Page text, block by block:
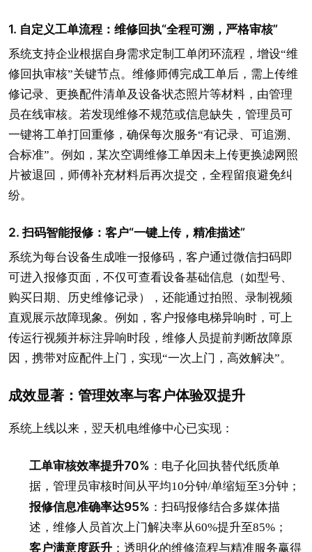
1. 自定义工单流程：维修回执“全程可溯，严格审核”
系统支持企业根据自身需求定制工单闭环流程，增设“维
修回执审核”关键节点。维修师傅完成工单后，需上传维
修记录、更换配件清单及设备状态照片等材料，由管理
员在线审核。若发现维修不规范或信息缺失，管理员可
一键将工单打回重修，确保每次服务“有记录、可追溯、
合标准”。例如，某次空调维修工单因未上传更换滤网照
片被退回，师傅补充材料后再次提交，全程留痕避免纠
纷。
2. 扫码智能报修：客户“一键上传，精准描述”
系统为每台设备生成唯一报修码，客户通过微信扫码即
可进入报修页面，不仅可查看设备基础信息（如型号、
购买日期、历史维修记录），还能通过拍照、录制视频
直观展示故障现象。例如，客户报修电梯异响时，可上
传运行视频并标注异响时段，维修人员提前判断故障原
因，携带对应配件上门，实现“一次上门，高效解决”。
成效显著：管理效率与客户体验双提升
系统上线以来，翌天机电维修中心已实现：
工单审核效率提升70% ：电子化回执替代纸质单
据，管理员审核时间从平均10分钟/单缩短至3分钟；
报修信息准确率达95% ：扫码报修结合多媒体描
述，维修人员首次上门解决率从60%提升至85%；
客户满意度跃升 ：透明化的维修流程与精准服务赢得